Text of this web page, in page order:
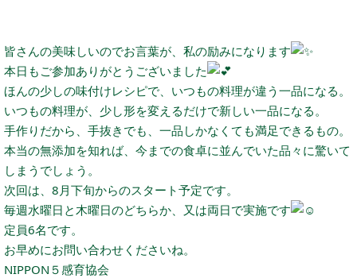
皆さんの美味しいのでお言葉が、私の励みになります
本日もご参加ありがとうございました
ほんの少しの味付けレシピで、いつもの料理が違う一品になる。
いつもの料理が、少し形を変えるだけで新しい一品になる。
手作りだから、手抜きでも、一品しかなくても満足できるもの。
本当の無添加を知れば、今までの食卓に並んでいた品々に驚いて
しまうでしょう。
次回は、8月下旬からのスタート予定です。
毎週水曜日と木曜日のどちらか、又は両日で実施です
定員6名です。
お早めにお問い合わせくださいね。
NIPPON５感育協会